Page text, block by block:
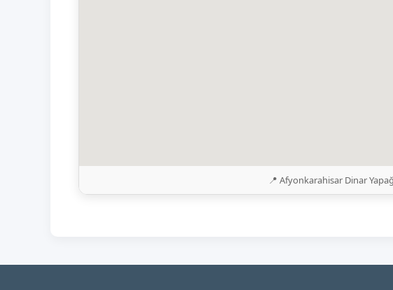
📍 Afyonkarahisar Dinar